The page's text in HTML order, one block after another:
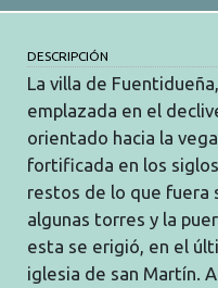
DESCRIPCIÓN
La villa de
emplazada en el
orientado hacia la
fortificada en los
restos de lo que fuera
algunas torres y la
esta se erigió, en el
iglesia de san Martín.